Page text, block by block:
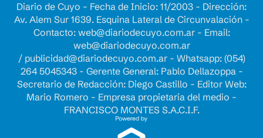
Diario de Cuyo - Fecha de Inicio: 11/2003 - Dirección:
Av. Alem Sur 1639. Esquina Lateral de Circunvalación -
Contacto: web@diariodecuyo.com.ar- Email:
web@diariodecuyo.com.ar
/ publicidad@diariodecuyo.com.ar- Whatsapp: (054)
264 5045343 - Gerente General: Pablo Dellazoppa -
Secretario de Redacción: Diego Castillo - Editor Web:
Mario Romero - Empresa propietaria del medio -
FRANCISCO MONTES S.A.C.I.F.